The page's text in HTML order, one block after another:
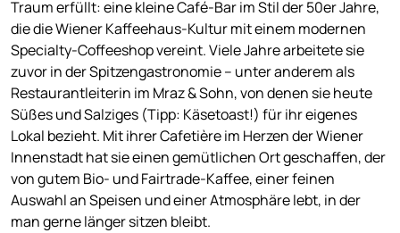
Traum erfüllt: eine kleine Café-Bar im Stil der 50er Jahre,
die die Wiener Kaffeehaus-Kultur mit einem modernen
Specialty-Coffeeshop vereint. Viele Jahre arbeitete sie
zuvor in der Spitzengastronomie – unter anderem als
Restaurantleiterin im Mraz & Sohn, von denen sie heute
Süßes und Salziges (Tipp: Käsetoast!) für ihr eigenes
Lokal bezieht. Mit ihrer Cafetière im Herzen der Wiener
Innenstadt hat sie einen gemütlichen Ort geschaffen, der
von gutem Bio- und Fairtrade-Kaffee, einer feinen
Auswahl an Speisen und einer Atmosphäre lebt, in der
man gerne länger sitzen bleibt.